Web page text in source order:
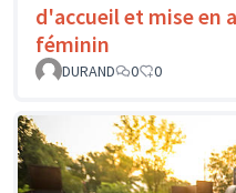
d'accueil et mise en
féminin
DURAND 0 0